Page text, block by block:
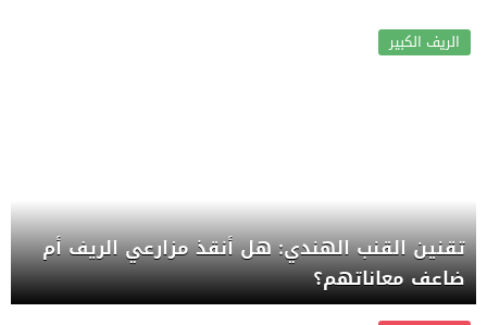
الريف الكبير
تقنين القنب الهندي: هل أنقذ مزارعي الريف أم
ضاعف معاناتهم؟